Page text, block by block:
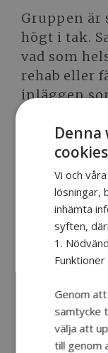
Gruppen är
högt i tak.
vad som
rehab eller
inläggen
populärast
och
vi snackar
bloggen
träffa
att dela
säger
cookies
Vi och
lösningar,
inhämta
syften,
1.
Funktioner
Genom att
samtycke
välja att
till genom